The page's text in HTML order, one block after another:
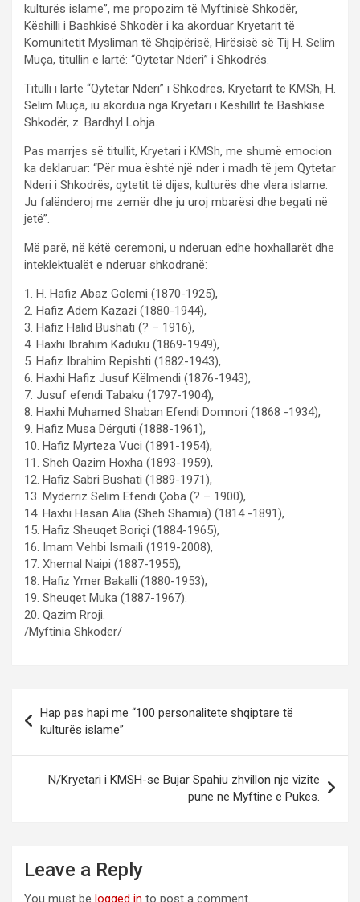
kulturës islame”, me propozim të Myftinisë Shkodër,
Këshilli i Bashkisë Shkodër i ka akorduar Kryetarit të
Komunitetit Mysliman të Shqipërisë, Hirësisë së Tij H. Selim
Muça, titullin e lartë: “Qytetar Nderi” i Shkodrës.
Titulli i lartë “Qytetar Nderi” i Shkodrës, Kryetarit të KMSh, H.
Selim Muça, iu akordua nga Kryetari i Këshillit të Bashkisë
Shkodër, z. Bardhyl Lohja.
Pas marrjes së titullit, Kryetari i KMSh, me shumë emocion
ka deklaruar: “Për mua është një nder i madh të jem Qytetar
Nderi i Shkodrës, qytetit të dijes, kulturës dhe vlera islame.
Ju falënderoj me zemër dhe ju uroj mbarësi dhe begati në
jetë”.
Më parë, në këtë ceremoni, u nderuan edhe hoxhallarët dhe
inteklektualët e nderuar shkodranë:
1. H. Hafiz Abaz Golemi (1870-1925),
2. Hafiz Adem Kazazi (1880-1944),
3. Hafiz Halid Bushati (? – 1916),
4. Haxhi Ibrahim Kaduku (1869-1949),
5. Hafiz Ibrahim Repishti (1882-1943),
6. Haxhi Hafiz Jusuf Këlmendi (1876-1943),
7. Jusuf efendi Tabaku (1797-1904),
8. Haxhi Muhamed Shaban Efendi Domnori (1868 -1934),
9. Hafiz Musa Dërguti (1888-1961),
10. Hafiz Myrteza Vuci (1891-1954),
11. Sheh Qazim Hoxha (1893-1959),
12. Hafiz Sabri Bushati (1889-1971),
13. Myderriz Selim Efendi Çoba (? – 1900),
14. Haxhi Hasan Alia (Sheh Shamia) (1814 -1891),
15. Hafiz Sheuqet Boriçi (1884-1965),
16. Imam Vehbi Ismaili (1919-2008),
17. Xhemal Naipi (1887-1955),
18. Hafiz Ymer Bakalli (1880-1953),
19. Sheuqet Muka (1887-1967).
20. Qazim Rroji.
/Myftinia Shkoder/
navigation
Hap pas hapi me “100 personalitete shqiptare të
kulturës islame”
N/Kryetari i KMSH-se Bujar Spahiu zhvillon nje vizite
pune ne Myftine e Pukes.
Leave a Reply
You must be logged in to post a comment.